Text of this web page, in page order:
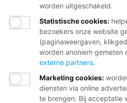
worden uitgeschakeld.
Statistische cookies:
bezoekers onze website
(paginaweergaven,
worden anoniem gemeten
externe partners.
Marketing cookies:
diensten via online
te brengen. Bij acceptatie